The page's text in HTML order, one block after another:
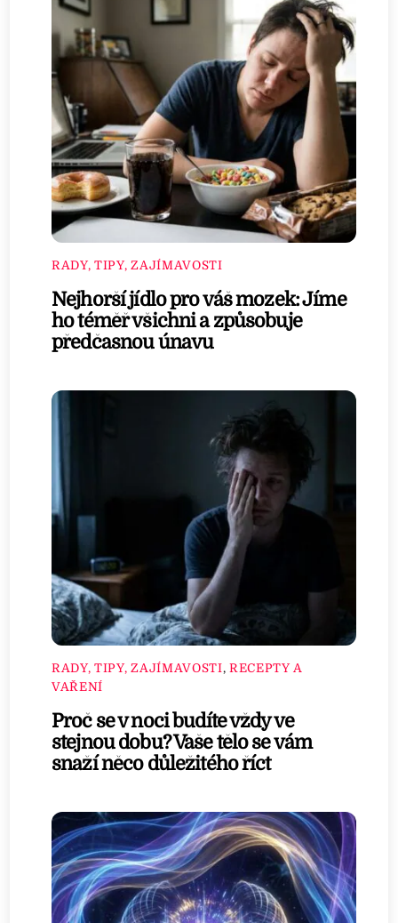
RADY, TIPY, ZAJÍMAVOSTI
Nejhorší jídlo pro váš mozek: Jíme
ho téměř všichni a způsobuje
předčasnou únavu
RADY, TIPY, ZAJÍMAVOSTI, RECEPTY A
VAŘENÍ
Proč se v noci budíte vždy ve
stejnou dobu? Vaše tělo se vám
snaží něco důležitého říct